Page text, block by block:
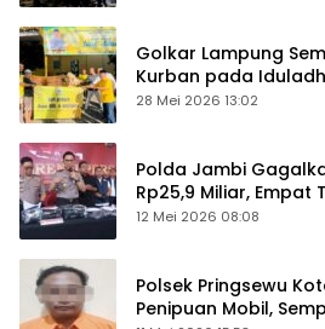
Golkar Lampung
Kurban pada
28 Mei 2026 13:02
Polda Jambi
Rp25,9 Miliar,
12 Mei 2026 08:08
Polsek Pringsewu
Penipuan Mobil,